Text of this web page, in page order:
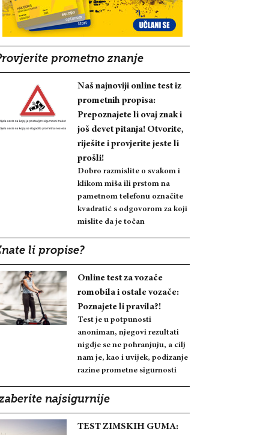
prometno znanje
Naš najnoviji online test iz
prometnih propisa:
Prepoznajete li ovaj znak i
još devet pitanja! Otvorite,
riješite i provjerite jeste li
prošli!
Dobro razmislite o svakom i
klikom miša ili prstom na
pametnom telefonu označite
kvadratić s odgovorom za koji
mislite da je točan
li propise?
Online test za vozače
romobila i ostale vozače:
Poznajete li pravila?!
Test je u potpunosti
anoniman, njegovi rezultati
nigdje se ne pohranjuju, a cilj
nam je, kao i uvijek, podizanje
razine prometne sigurnosti
najsigurnije
TEST ZIMSKIH GUMA: